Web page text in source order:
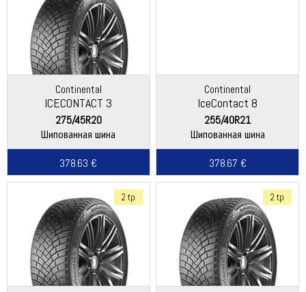
Continental
ICECONTACT 3
275/45R20
Шипованная шина
378.63 €
Continental
IceContact 8
255/40R21
Шипованная шина
378.67 €
2 tp 2 tp